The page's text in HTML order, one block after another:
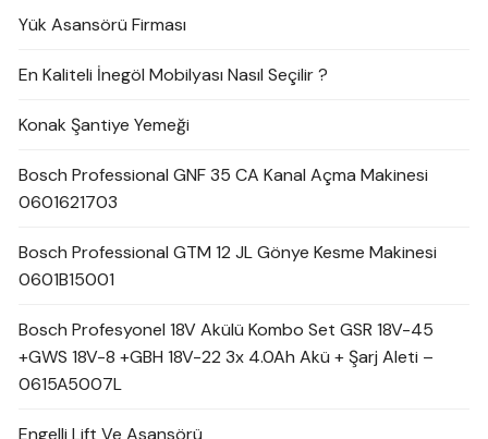
Yük Asansörü Firması
En Kaliteli İnegöl Mobilyası Nasıl Seçilir ?
Konak Şantiye Yemeği
Bosch Professional GNF 35 CA Kanal Açma Makinesi
0601621703
Bosch Professional GTM 12 JL Gönye Kesme Makinesi
0601B15001
Bosch Profesyonel 18V Akülü Kombo Set GSR 18V-45
+GWS 18V-8 +GBH 18V-22 3x 4.0Ah Akü + Şarj Aleti –
0615A5007L
Engelli Lift Ve Asansörü